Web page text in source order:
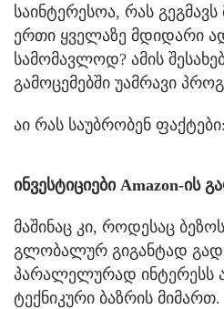
საინტერესოა, რას
ერთი ყველაზე მდიდარი
სამომავლოდ? ამის
გამოცემებში უამრავი
აი რას საუბრობენ ფაქტები:
ინვესტიციები Amazon-ის
მაშინაც კი, როდესაც
გლობალურ გიგანტად
პარალელურად ინტერესს
ტექნიკური ბაზრის